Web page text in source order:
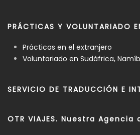
PRÁCTICAS Y VOLUNTARIADO
Prácticas en el extranjero
Voluntariado en Sudáfrica,
SERVICIO DE TRADUCCIÓN E
OTR VIAJES. Nuestra Agencia